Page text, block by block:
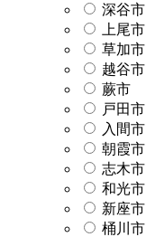
深谷市
上尾市
草加市
越谷市
蕨市
戸田市
入間市
朝霞市
志木市
和光市
新座市
桶川市